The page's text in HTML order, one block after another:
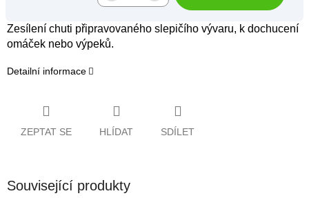
Zesílení chuti připravovaného slepičího vývaru, k dochucení
omáček nebo výpeků.
Detailní informace
ZEPTAT SE HLÍDAT SDÍLET
Související produkty